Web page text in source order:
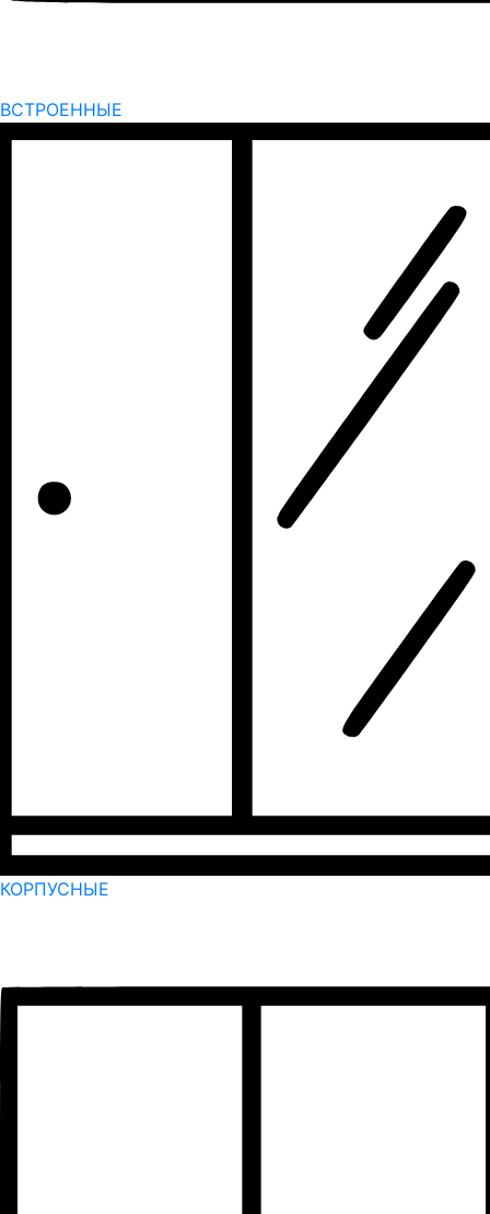
ВСТРОЕННЫЕ
КОРПУСНЫЕ